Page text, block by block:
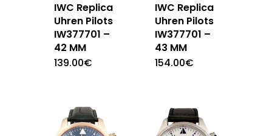
IWC Replica
Uhren Pilots
IW377701 –
42 MM
139.00€
IWC Replica
Uhren Pilots
IW377701 –
43 MM
154.00€